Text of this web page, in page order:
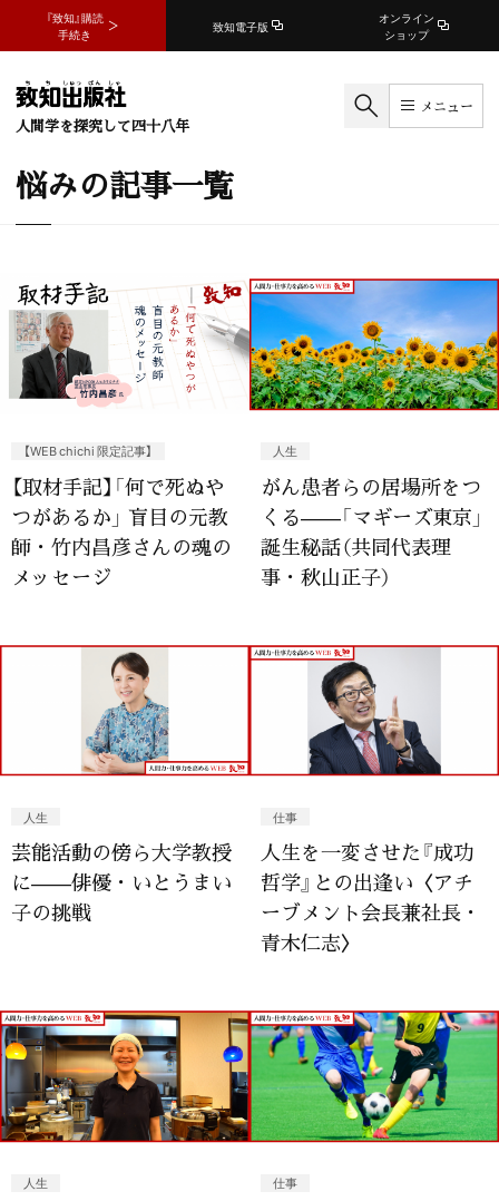
『致知』購読
手続き
致知電子版
オンライン
ショップ
人間学を探究して四十八年
メニュー
悩みの記事一覧
【WEB chichi 限定記事】
【取材手記】「何で死ぬや
つがあるか」 盲目の元教
師・竹内昌彦さんの魂の
メッセージ
人生
がん患者らの居場所をつ
くる——「マギーズ東京」
誕生秘話（共同代表理
事・秋山正子）
人生
芸能活動の傍ら大学教授
に——俳優・いとうまい
子の挑戦
仕事
人生を一変させた『成功
哲学』との出逢い〈アチ
ーブメント会長兼社長・
青木仁志〉
人生 仕事